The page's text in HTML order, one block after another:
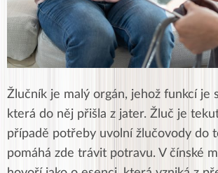
Žlučník je malý orgán, jehož funkcí je
která do něj přišla z jater. Žluč je
případě potřeby uvolní žlučovody do
pomáhá zde trávit potravu. V čínské